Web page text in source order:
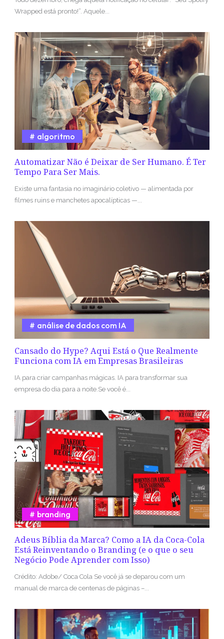
Wrapped está pronto!”. Aquele...
Automatizar Não é Deixar de Ser Humano. É Ter
Tempo Para Ser Mais.
algoritmo
Existe uma fantasia no imaginário coletivo — alimentada por
filmes ruins e manchetes apocalípticas —...
Cansado do Hype? Aqui Está o Que Realmente
Funciona com IA em Empresas Brasileiras
análise de dados com IA
IA para criar campanhas mágicas. IA para transformar sua
empresa do dia para a noite.Se você é...
Adeus Bíblia da Marca? Como a IA da Coca-Cola
Está Reinventando o Branding (e o que o seu
Negócio Pode Aprender com Isso)
branding
Crédito: Adobe/ Coca Cola Se você já se deparou com um
manual de marca de centenas de páginas –...